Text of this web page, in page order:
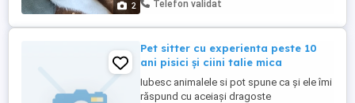
2 Telefon validat
Pet sitter cu experienta peste 10
ani pisici și ciini talie mica
Iubesc animalele si pot spune ca și ele îmi
răspund cu aceiași dragoste